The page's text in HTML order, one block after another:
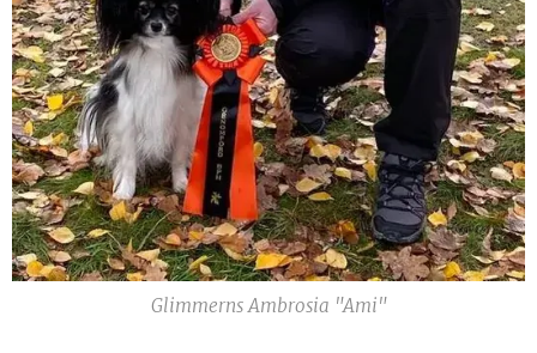
Glimmerns Ambrosia "Ami"